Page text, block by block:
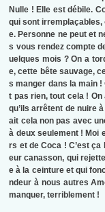
Nulle ! Elle est débile.
qui sont irremplaçables,
e. Personne ne peut et
s vous rendez compte
uelques mois ? On a
e, cette bête sauvage,
s manger dans la main !
t pas rien, tout cela !
qu’ils arrêtent de nuire
ait cela non pas avec
à deux seulement ! Moi
rs et de Coca ! C’est
eur canasson, qui
e à la ceinture et qui
ndeur à nous autres
manquer, terriblement !